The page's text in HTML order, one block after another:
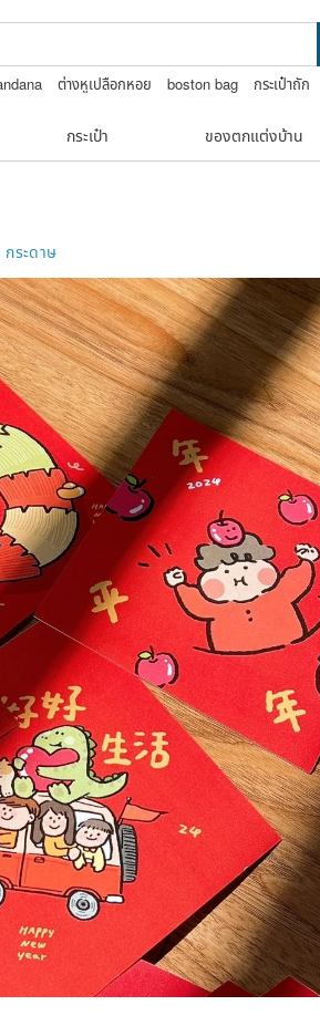
ต่างหูเปลือกหอย boston bag
กระเป๋าถัก
กระเป๋า ของตกแต่งบ้าน
กระดาษ